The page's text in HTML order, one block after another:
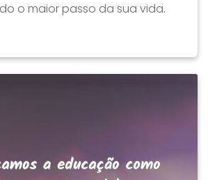
o maior passo da sua vida.